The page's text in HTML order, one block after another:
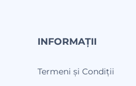
INFORMAȚII
Termeni și Condiții